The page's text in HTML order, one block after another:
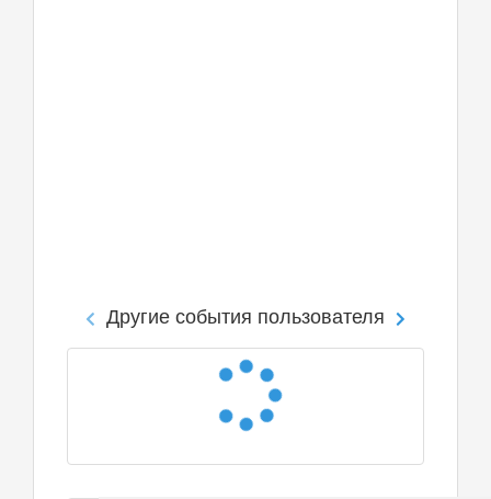
Другие события пользователя